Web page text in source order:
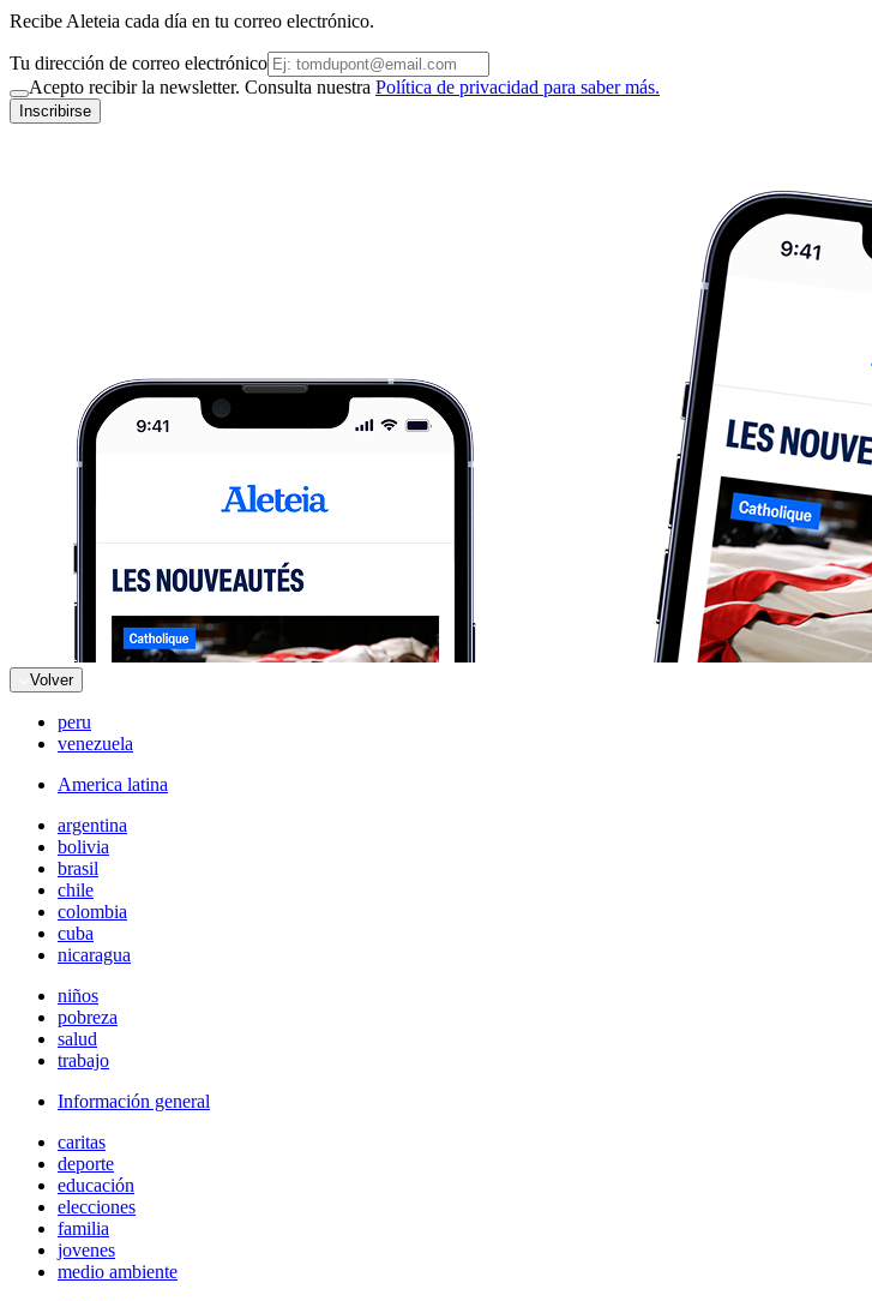
Recibe Aleteia cada día en tu correo electrónico.
Tu dirección de correo electrónico
Acepto recibir la newsletter. Consulta nuestra Política de privacidad para saber más.
Inscribirse
Volver
peru
venezuela
America latina
argentina
bolivia
brasil
chile
colombia
cuba
nicaragua
niños
pobreza
salud
trabajo
Información general
caritas
deporte
educación
elecciones
familia
jovenes
medio ambiente